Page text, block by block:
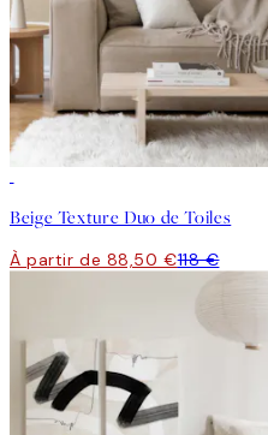
Beige Texture Duo de Toiles
À partir de 88,50 €118 €